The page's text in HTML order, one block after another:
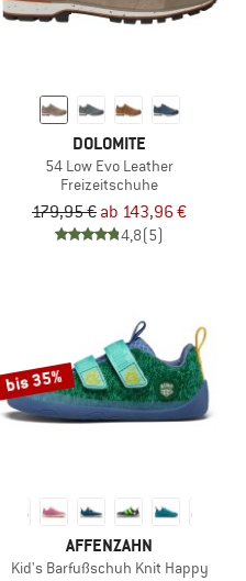
DOLOMITE
54 Low Evo Leather
Freizeitschuhe
179,95 € ab 143,96 €
4,8(5)
bis 35%
AFFENZAHN
Kid's Barfußschuh Knit Happy